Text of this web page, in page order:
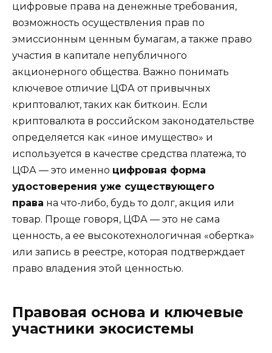
цифровые права на денежные требования,
возможность осуществления прав по
эмиссионным ценным бумагам, а также право
участия в капитале непубличного
акционерного общества. Важно понимать
ключевое отличие ЦФА от привычных
криптовалют, таких как биткоин. Если
криптовалюта в российском законодательстве
определяется как «иное имущество» и
используется в качестве средства платежа, то
ЦФА — это именно цифровая форма
удостоверения уже существующего
права на что-либо, будь то долг, акция или
товар. Проще говоря, ЦФА — это не сама
ценность, а ее высокотехнологичная «обертка»
или запись в реестре, которая подтверждает
право владения этой ценностью.
Правовая основа и ключевые
участники экосистемы